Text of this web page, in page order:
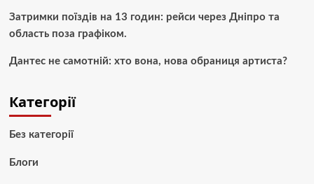
Затримки поїздів на 13 годин: рейси через Дніпро та
область поза графіком.
Дантес не самотній: хто вона, нова обраниця артиста?
Категорії
Без категорії
Блоги